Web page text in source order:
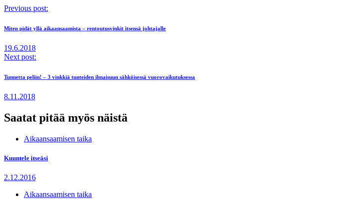
Previous post:
Miten pidät yllä aikaansaamista – rentoutusvinkit itsensä johtajalle
19.6.2018
Next post:
Tunnetta peliin! – 3 vinkkiä tunteiden ilmaisuun sähköisessä vuorovaikutuksessa
8.11.2018
Saatat pitää myös näistä
Aikaansaamisen taika
Kuuntele itseäsi
2.12.2016
Aikaansaamisen taika